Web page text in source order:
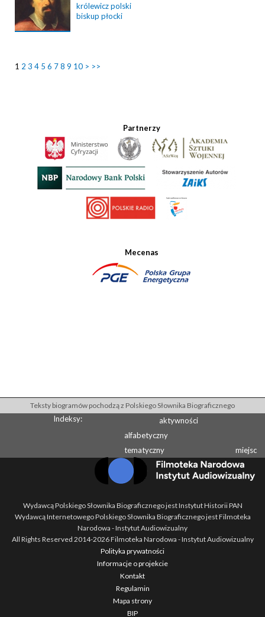
królewicz polski
biskup płocki
1 2 3 4 5 6 78 9 10 > >>
Partnerzy
Mecenas
Teksty biogramów pochodzą z Polskiego Słownika Biograficznego
Indeksy:
aktywności
alfabetyczny
tematyczny
miejsc
Wydawcą Polskiego Słownika Biograficznego jest Instytut Historii PAN
Wydawcą Internetowego Polskiego Słownika Biograficznego jest Filmoteka
Narodowa - Instytut Audiowizualny
All Rights Reserved 2014-2026Filmoteka Narodowa - Instytut Audiowizualny
Polityka prywatności
Informacje o projekcie
Kontakt
Regulamin
Mapa strony
BIP